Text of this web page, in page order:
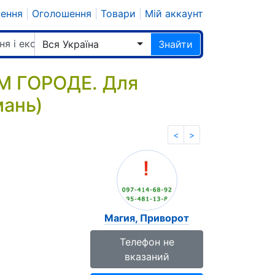
Оголошення Товари Мій аккаунт
і екстрасенси
Вся Україна Знайти
ГОРОДЕ. Для
< >
Магия, Приворот
Телефон не
вказаний